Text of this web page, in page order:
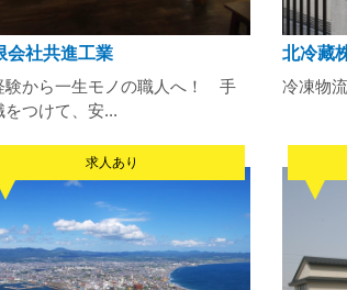
会社共進工業
験から一生モノの職人へ！ 手
をつけて、安...
北冷藏
冷凍物
求人あり